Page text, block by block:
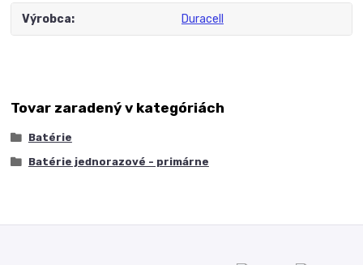
Výrobca Duracell
Tovar zaradený v kategóriách
Batérie
Batérie jednorazové - primárne